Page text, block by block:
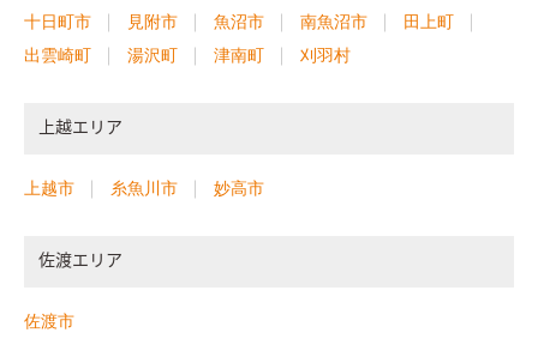
十日町市
見附市 魚沼市 南魚沼市
田上町
出雲崎町
湯沢町 津南町 刈羽村
上越エリア
上越市 糸魚川市 妙高市
佐渡エリア
佐渡市